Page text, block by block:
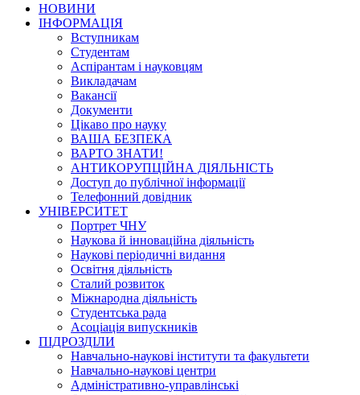
НОВИНИ
ІНФОРМАЦІЯ
Вступникам
Студентам
Аспірантам і науковцям
Викладачам
Вакансії
Документи
Цікаво про науку
ВАША БЕЗПЕКА
ВАРТО ЗНАТИ!
АНТИКОРУПЦІЙНА ДІЯЛЬНІСТЬ
Доступ до публічної інформації
Телефонний довідник
УНІВЕРСИТЕТ
Портрет ЧНУ
Наукова й інноваційна діяльність
Наукові періодичні видання
Освітня діяльність
Сталий розвиток
Міжнародна діяльність
Студентська рада
Асоціація випускників
ПІДРОЗДІЛИ
Навчально-наукові інститути та факультети
Навчально-наукові центри
Адміністративно-управлінські